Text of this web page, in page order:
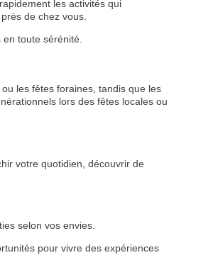
les activités qui
de chez vous.
toute sérénité.
les fêtes foraines, tandis que les
lors des fêtes locales ou
votre quotidien, découvrir de
selon vos envies.
pour vivre des expériences